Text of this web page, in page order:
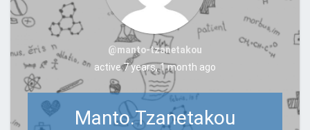
@manto-tzanetakou
active 7 years, 1 month ago
Manto.Tzanetakou